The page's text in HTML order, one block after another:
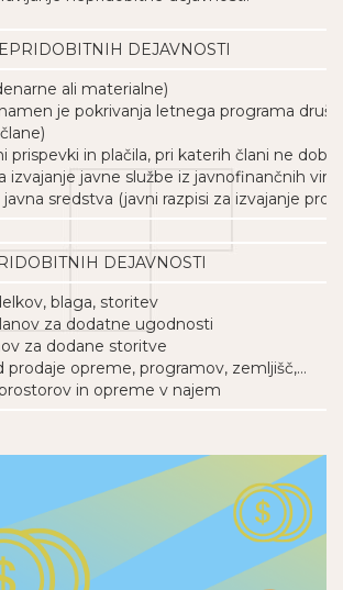
DEJAVNOSTI
ali materialne)
je pokrivanja letnega programa
in plačila, pri katerih člani ne
javne službe iz javnofinančnih
sredstva (javni razpisi za izvajanje
DEJAVNOSTI
blaga, storitev
za dodatne ugodnosti
za dodane storitve
opreme, programov, zemljišč,…
in opreme v najem